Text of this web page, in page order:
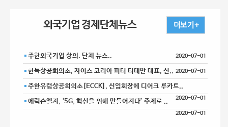
외국기업 경제단체뉴스
주한외국기업 상의. 단체 뉴스.. 2020-07-01
한독상공회의소, 자이스 코리아 피터 티데만 대표, 신.. 2020-07-01
주한유럽상공회의소[ECCK], 신임회장에 디어크 루카트..
2020-07-01
에릭슨엘지, ‘5G, 혁신을 위해 만들어지다’ 주제로 ..
2020-07-01